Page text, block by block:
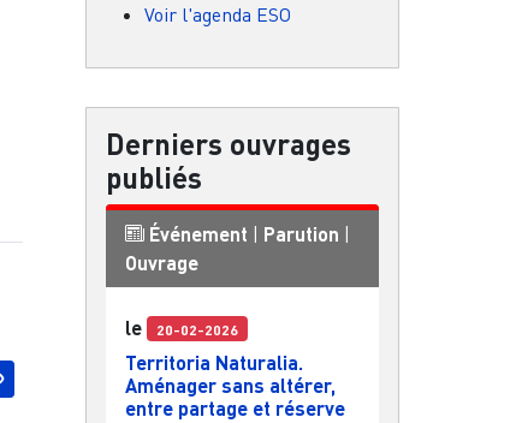
Voir l'agenda ESO
Derniers ouvrages
publiés
Événement | Parution |
Ouvrage
le 20-02-2026
Territoria Naturalia.
Aménager sans altérer,
entre partage et réserve